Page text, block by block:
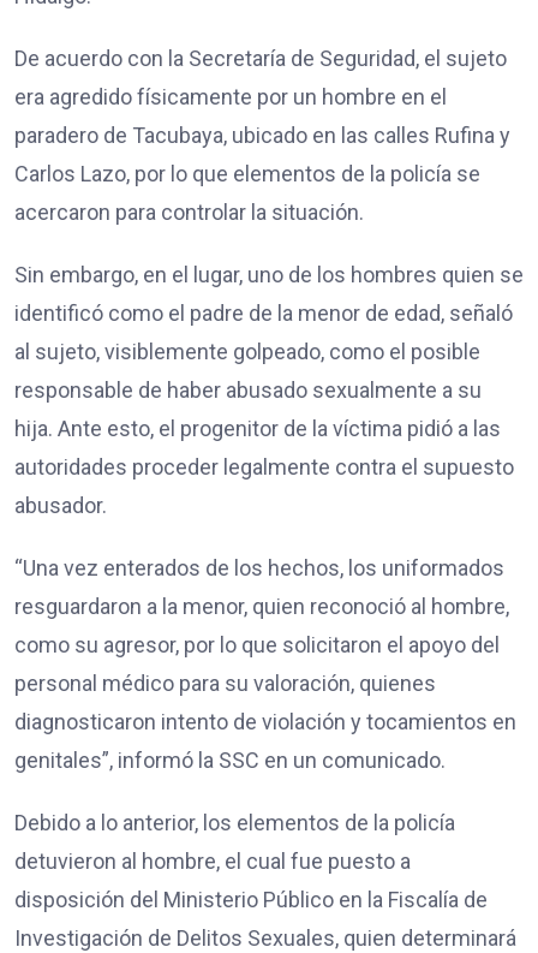
De acuerdo con la Secretaría de Seguridad, el sujeto
era agredido físicamente por un hombre en el
paradero de Tacubaya, ubicado en las calles Rufina y
Carlos Lazo, por lo que elementos de la policía se
acercaron para controlar la situación.
Sin embargo, en el lugar, uno de los hombres quien se
identificó como el padre de la menor de edad, señaló
al sujeto, visiblemente golpeado, como el posible
responsable de haber abusado sexualmente a su
hija. Ante esto, el progenitor de la víctima pidió a las
autoridades proceder legalmente contra el supuesto
abusador.
“Una vez enterados de los hechos, los uniformados
resguardaron a la menor, quien reconoció al hombre,
como su agresor, por lo que solicitaron el apoyo del
personal médico para su valoración, quienes
diagnosticaron intento de violación y tocamientos en
genitales”, informó la SSC en un comunicado.
Debido a lo anterior, los elementos de la policía
detuvieron al hombre, el cual fue puesto a
disposición del Ministerio Público en la Fiscalía de
Investigación de Delitos Sexuales, quien determinará